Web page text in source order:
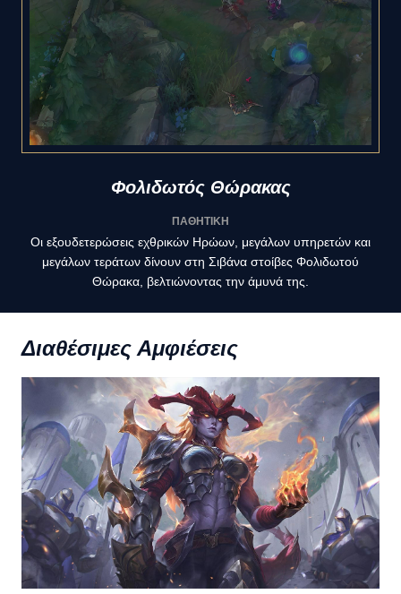
Φολιδωτός Θώρακας
ΠΑΘΗΤΙΚΗ
Οι εξουδετερώσεις εχθρικών Ηρώων, μεγάλων υπηρετών και
μεγάλων τεράτων δίνουν στη Σιβάνα στοίβες Φολιδωτού
Θώρακα, βελτιώνοντας την άμυνά της.
Διαθέσιμες Αμφιέσεις